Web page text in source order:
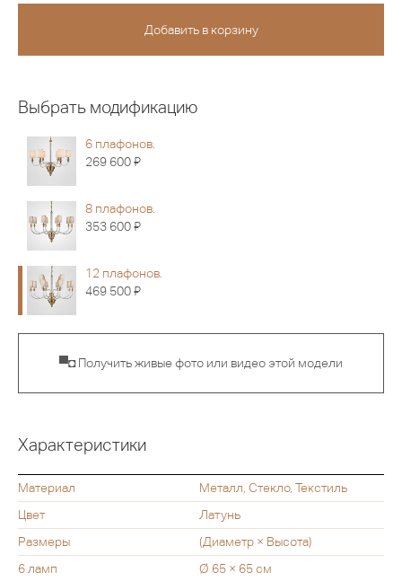
Выбрать модификацию
6 плафонов.
269 600Я
8 плафонов.
353 600Я
12 плафонов.
469 500Я
▀◘ Получить живые фото или видео этой модели
Характеристики
Материал
Металл, Стекло, Текстиль
Цвет
Латунь
Размеры
(Диаметр × Высота)
6 ламп
Ø 65 × 65 см